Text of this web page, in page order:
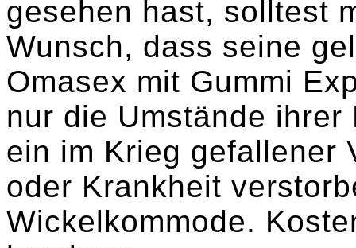
gesehen hast, solltest
Wunsch, dass seine
Omasex mit Gummi
nur die Umstände
ein im Krieg gefallener
oder Krankheit
Wickelkommode.